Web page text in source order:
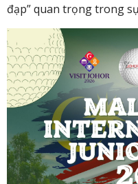
đạp” quan trọng trong